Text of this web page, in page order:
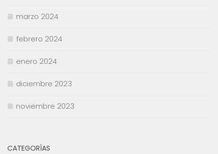
marzo 2024
febrero 2024
enero 2024
diciembre 2023
noviembre 2023
CATEGORÍAS